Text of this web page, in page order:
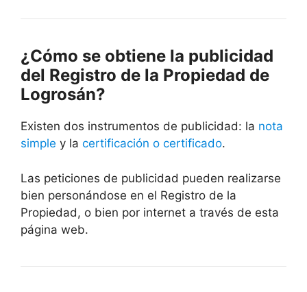
¿Cómo se obtiene la publicidad
del Registro de la Propiedad de
Logrosán?
Existen dos instrumentos de publicidad: la nota
simple y la certificación o certificado.
Las peticiones de publicidad pueden realizarse
bien personándose en el Registro de la
Propiedad, o bien por internet a través de esta
página web.